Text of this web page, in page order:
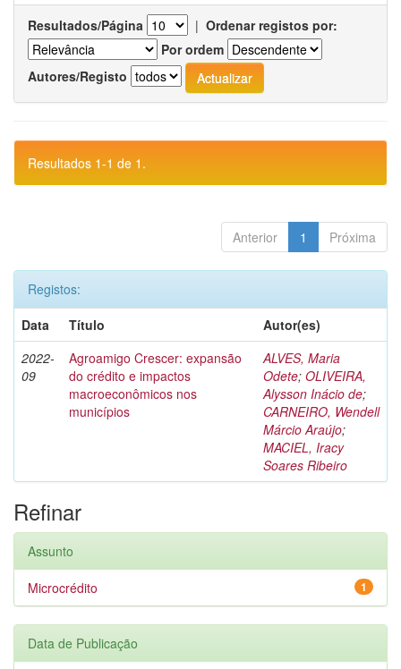
Resultados/Página | Ordenar registos por:
Por ordem
Autores/Registo
Resultados 1-1 de 1.
Anterior 1 Próxima
Registos:
Data
Título
Autor(es)
2022-
09
Agroamigo Crescer: expansão
do crédito e impactos
macroeconômicos nos
municípios
ALVES, Maria
Odete; OLIVEIRA,
Alysson Inácio de;
CARNEIRO, Wendell
Márcio Araújo;
MACIEL, Iracy
Soares Ribeiro
Refinar
Assunto
1
Microcrédito
Data de Publicação